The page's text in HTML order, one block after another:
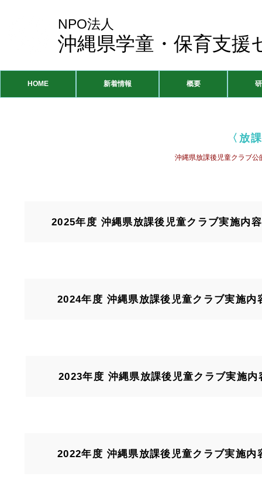
NPO法人
沖縄県学童・保育支援
HOME 新着情報 概要
〈放
沖縄県放課後児童クラブ
2025年度 沖縄県放課後児童クラブ実施内
2024年度 沖縄県放課後児童クラブ実施内
2023年度 沖縄県放課後児童クラブ実施内
2022年度 沖縄県放課後児童クラブ実施内